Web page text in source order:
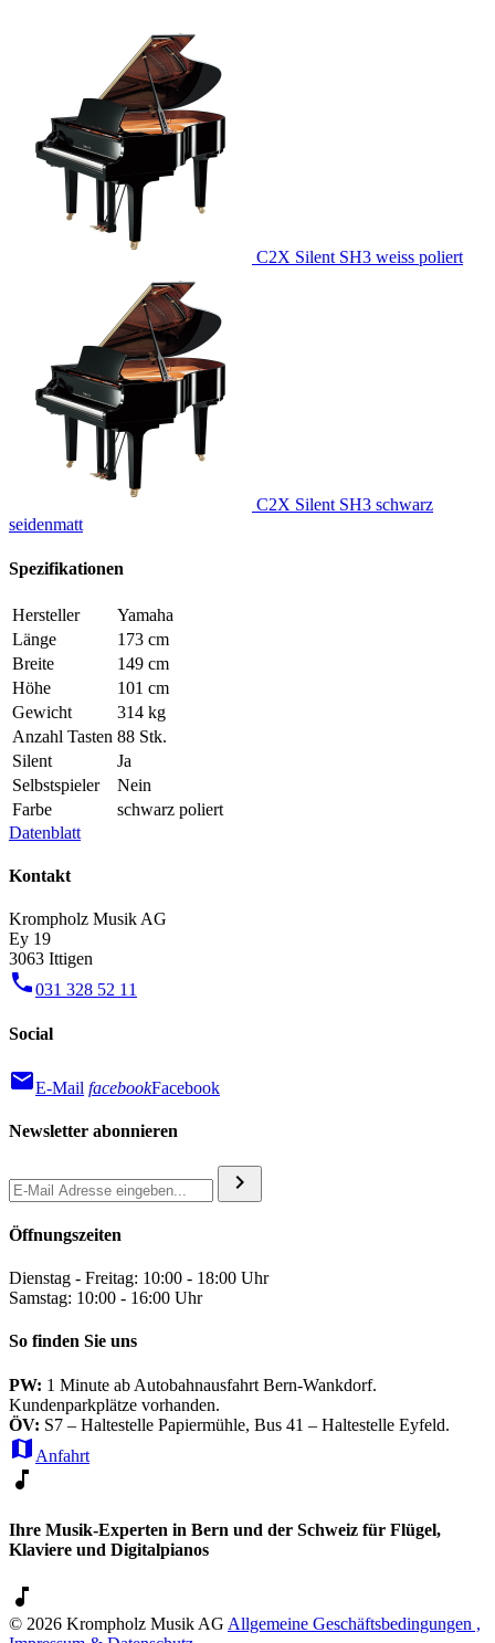
C2X Silent SH3 weiss poliert
C2X Silent SH3 schwarz
seidenmatt
Spezifikationen
Hersteller
Yamaha
Länge
173 cm
Breite
149 cm
Höhe
101 cm
Gewicht
314 kg
Anzahl Tasten 88 Stk.
Silent
Ja
Selbstspieler
Nein
Farbe
schwarz poliert
Datenblatt
Kontakt
Krompholz Musik AG
Ey 19
3063 Ittigen
phone031 328 52 11
Social
mailE-Mail facebookFacebook
Newsletter abonnieren
chevron_right
Öffnungszeiten
Dienstag - Freitag: 10:00 - 18:00 Uhr
Samstag: 10:00 - 16:00 Uhr
So finden Sie uns
PW: 1 Minute ab Autobahnausfahrt Bern-Wankdorf.
Kundenparkplätze vorhanden.
ÖV: S7 – Haltestelle Papiermühle, Bus 41 – Haltestelle Eyfeld.
map Anfahrt
music_note
Ihre Musik-Experten in Bern und der Schweiz für Flügel,
Klaviere und Digitalpianos
music_note
© 2026 Krompholz Musik AG Allgemeine Geschäftsbedingungen ,